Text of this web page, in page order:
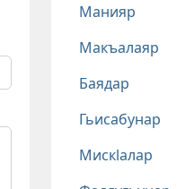
Манияр
Макъалаяр
Баядар
Гьисабунар
Мискlалар